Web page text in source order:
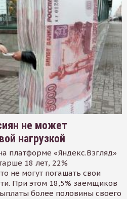
не может
нагрузкой
платформе «Яндекс.Взгляд»
18 лет, 22%
не могут погашать свои
При этом 18,5% заемщиков
более половины своего